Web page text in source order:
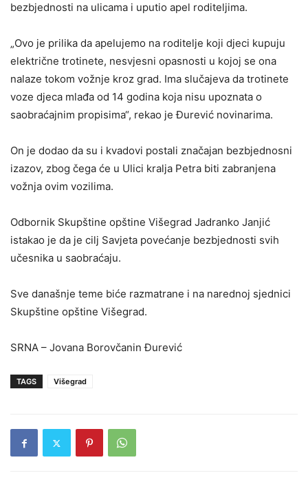
bezbjednosti na ulicama i uputio apel roditeljima.
„Ovo je prilika da apelujemo na roditelje koji djeci kupuju
električne trotinete, nesvjesni opasnosti u kojoj se ona
nalaze tokom vožnje kroz grad. Ima slučajeva da trotinete
voze djeca mlađa od 14 godina koja nisu upoznata o
saobraćajnim propisima“, rekao je Đurević novinarima.
On je dodao da su i kvadovi postali značajan bezbjednosni
izazov, zbog čega će u Ulici kralja Petra biti zabranjena
vožnja ovim vozilima.
Odbornik Skupštine opštine Višegrad Jadranko Janjić
istakao je da je cilj Savjeta povećanje bezbjednosti svih
učesnika u saobraćaju.
Sve današnje teme biće razmatrane i na narednoj sjednici
Skupštine opštine Višegrad.
SRNA – Jovana Borovčanin Đurević
TAGS Višegrad